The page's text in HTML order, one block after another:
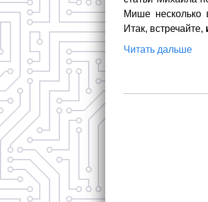
Мише несколько
Итак, встречайте,
Читать дальше